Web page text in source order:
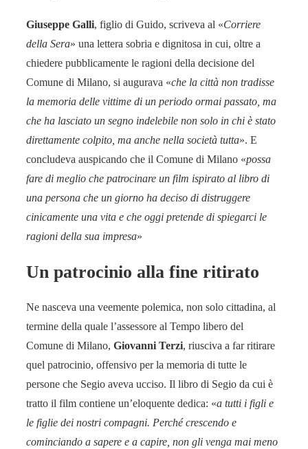
Giuseppe Galli, figlio di Guido, scriveva al «Corriere
della Sera» una lettera sobria e dignitosa in cui, oltre a
chiedere pubblicamente le ragioni della decisione del
Comune di Milano, si augurava «che la città non tradisse
la memoria delle vittime di un periodo ormai passato, ma
che ha lasciato un segno indelebile non solo in chi è stato
direttamente colpito, ma anche nella società tutta». E
concludeva auspicando che il Comune di Milano «possa
fare di meglio che patrocinare un film ispirato al libro di
una persona che un giorno ha deciso di distruggere
cinicamente una vita e che oggi pretende di spiegarci le
ragioni della sua impresa»
Un patrocinio alla fine ritirato
Ne nasceva una veemente polemica, non solo cittadina, al
termine della quale l’assessore al Tempo libero del
Comune di Milano, Giovanni Terzi, riusciva a far ritirare
quel patrocinio, offensivo per la memoria di tutte le
persone che Segio aveva ucciso. Il libro di Segio da cui è
tratto il film contiene un’eloquente dedica: «a tutti i figli e
le figlie dei nostri compagni. Perché crescendo e
cominciando a sapere e a capire, non gli venga mai meno